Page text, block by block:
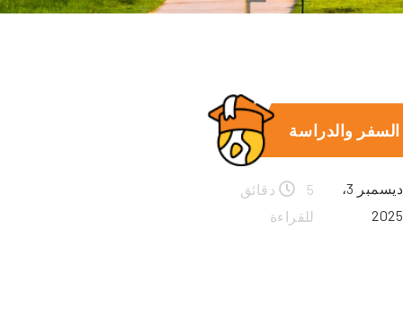
السفر والدراسة
ديسمبر 3،
2025
5 دقائق
للقراءة